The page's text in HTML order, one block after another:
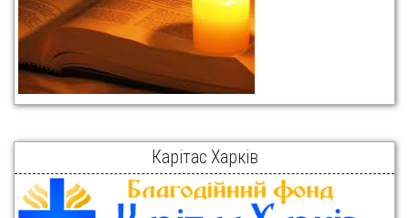
Карітас Харків